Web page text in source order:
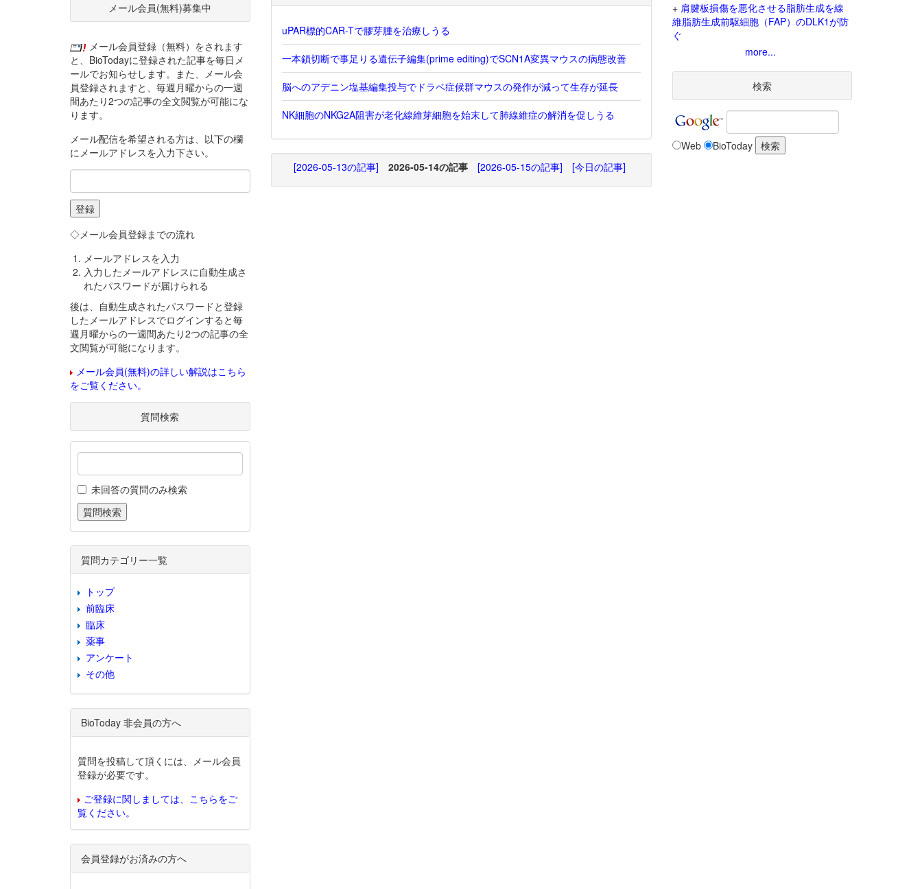
uPAR標的CAR-Tで膠芽腫を治療しうる
一本鎖切断で事足りる遺伝子編集(prime editing)でSCN1A変異マウスの病態改善
脳へのアデニン塩基編集投与でドラベ症候群マウスの発作が減って生存が延長
NK細胞のNKG2A阻害が老化線維芽細胞を始末して肺線維症の解消を促しうる
[2026-05-13の記事] 2026-05-14の記事 [2026-05-15の記事] [今日の記事]
メール会員(無料)募集中
メール会員登録（無料）をされます
と、BioTodayに登録された記事を毎日メ
ールでお知らせします。また、メール会
員登録されますと、毎週月曜からの一週
間あたり2つの記事の全文閲覧が可能にな
ります。
メール配信を希望される方は、以下の欄
にメールアドレスを入力下さい。
◇メール会員登録までの流れ
メールアドレスを入力
入力したメールアドレスに自動生成さ
れたパスワードが届けられる
後は、自動生成されたパスワードと登録
したメールアドレスでログインすると毎
週月曜からの一週間あたり2つの記事の全
文閲覧が可能になります。
メール会員(無料)の詳しい解説はこちら
をご覧ください。
質問検索
未回答の質問のみ検索
質問カテゴリー一覧
トップ
前臨床
臨床
薬事
アンケート
その他
BioToday 非会員の方へ
質問を投稿して頂くには、メール会員
登録が必要です。
ご登録に関しましては、こちらをご
覧ください。
会員登録がお済みの方へ
+ 肩腱板損傷を悪化させる脂肪生成を線
維脂肪生成前駆細胞（FAP）のDLK1が防
ぐ
more...
検索
Web BioToday